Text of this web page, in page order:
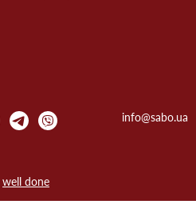
info@sabo.ua
well done